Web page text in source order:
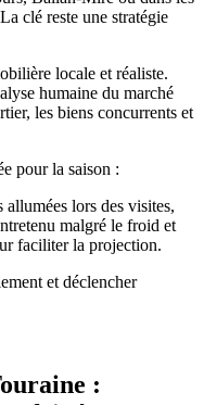
clé reste une stratégie
locale et réaliste.
humaine du marché
les biens concurrents et
pour la saison :
allumées lors des visites,
malgré le froid et
faciliter la projection.
et déclencher
: